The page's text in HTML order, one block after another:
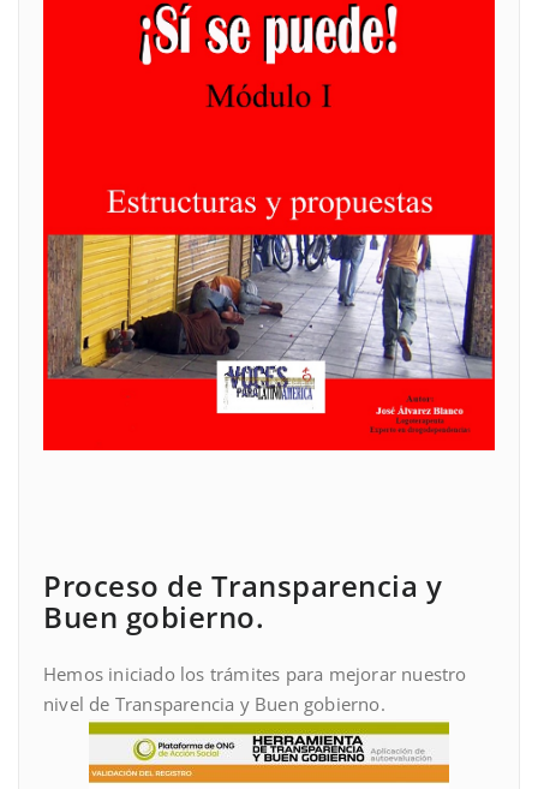
Proceso de Transparencia y
Buen gobierno.
Hemos iniciado los trámites para mejorar nuestro
nivel de Transparencia y Buen gobierno.